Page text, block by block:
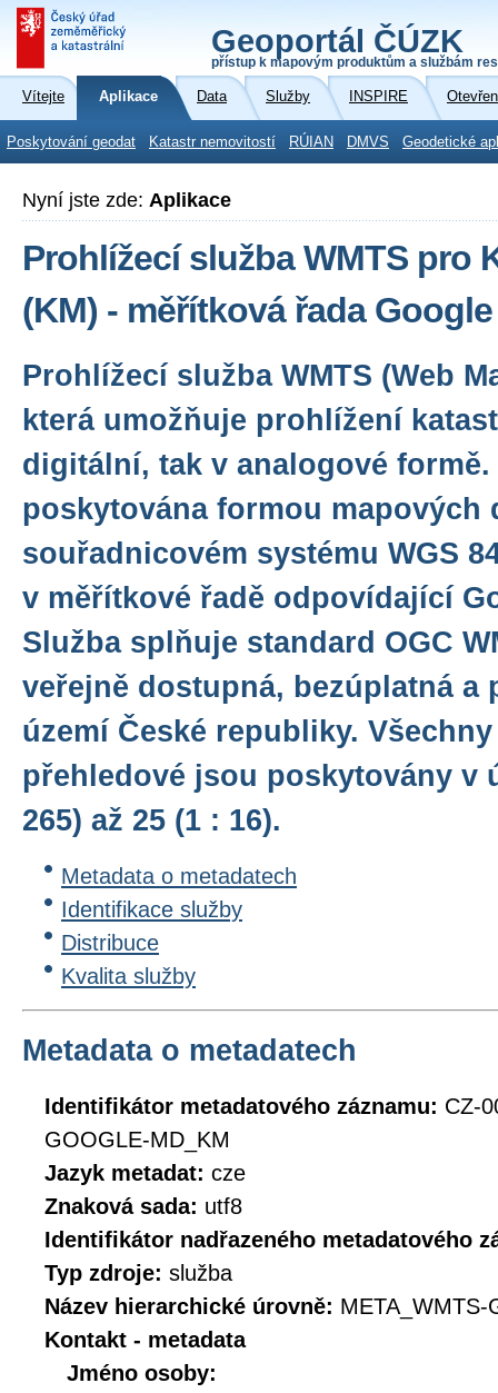
Geoportál ČÚZK
přístup k mapovým produktům a službám
Vítejte Aplikace Data Služby INSPIRE
Poskytování geodat Katastr nemovitostí RÚIAN DMVS Geodetické
Nyní jste zde: Aplikace
Prohlížecí služba WMTS pro
(KM) - měřítková řada
Prohlížecí služba WMTS (Web
která umožňuje prohlížení
digitální, tak v analogové formě.
poskytována formou mapových
souřadnicovém systému WGS
v měřítkové řadě odpovídající
Služba splňuje standard OGC
veřejně dostupná, bezúplatná a
území České republiky.
přehledové jsou poskytovány v
265) až 25 (1 : 16).
Metadata o metadatech
Identifikace služby
Distribuce
Kvalita služby
Metadata o metadatech
Identifikátor metadatového záznamu: CZ-
GOOGLE-MD_KM
Jazyk metadat: cze
Znaková sada: utf8
Identifikátor nadřazeného metadatového
Typ zdroje: služba
Název hierarchické úrovně: META_WMTS-
Kontakt - metadata
Jméno osoby: